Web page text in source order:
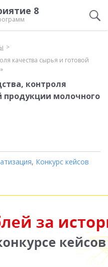
8
качества сырья и готовой
контроля
продукции молочного
, Конкурс кейсов